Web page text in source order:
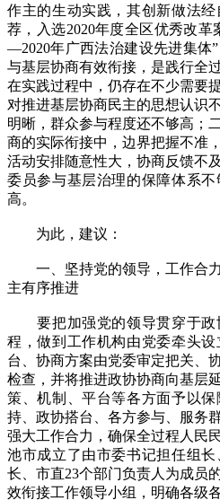
作主的生动实践，其创新做法
荐，入选2020年度全区优秀改革
—2020年广西法治建设先进集体
与基层协商有效衔接，是践行全
在实践过程中，仍存在不少需要
对推进基层协商民主的思想认识
明晰，群众参与程度还不够高；
商的实际衔接中，边界把握不准
活动安排随意性大，协商反馈不
委员参与基层治理的保障体系
高。
为此，建议：
一、坚持党的领导，工作合力
主有序推进
要把加强党的领导贯穿于政
程，做到工作机构由党委牵头
台、协商方案由党委审定把关、
检查，并将推进政协协商向基层
策、机制、平台等各方面予以
持、政协搭台、各方参与、服务
强大工作合力，确保全过程人民
池市成立了由市委书记担任组
长、市直23个部门负责人为成员
效衔接工作领导小组，明确各级